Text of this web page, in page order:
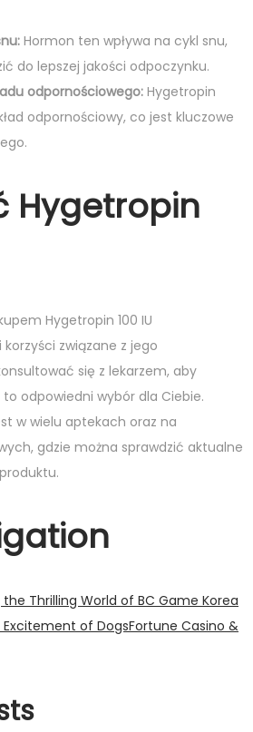
Hormon ten wpływa na cykl snu,
do lepszej jakości odpoczynku.
odpornościowego: Hygetropin
odpornościowy, co jest kluczowe
Hygetropin
Hygetropin 100 IU
związane z jego
się z lekarzem, aby
odpowiedni wybór dla Ciebie.
w wielu aptekach oraz na
gdzie można sprawdzić aktualne
the Thrilling World of BC Game Korea
of DogsFortune Casino &